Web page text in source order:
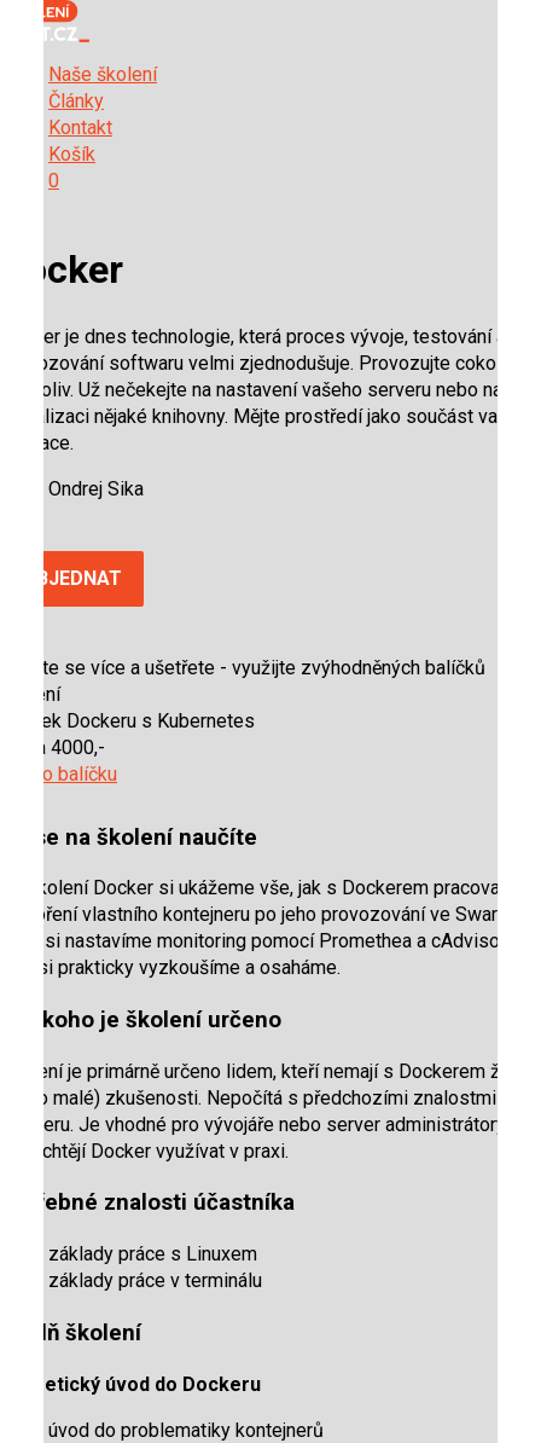
Naše školení
Články
Kontakt
Košík
0
Docker
Docker je dnes technologie, která proces vývoje, testování a
provozování softwaru velmi zjednodušuje. Provozujte cokoliv a
kdekoliv. Už nečekejte na nastavení vašeho serveru nebo na
aktualizaci nějaké knihovny. Mějte prostředí jako součást vaší
aplikace.
Ondrej Sika
OBJEDNAT
Naučte se více a ušetřete - využijte zvýhodněných balíčků
školení
Balíček Dockeru s Kubernetes
sleva 4000,-
Více o balíčku
Co se na školení naučíte
Na školení Docker si ukážeme vše, jak s Dockerem pracovat, od
vytvoření vlastního kontejneru po jeho provozování ve Swarmu.
Také si nastavíme monitoring pomocí Promethea a cAdvisoru.
Vše si prakticky vyzkoušíme a osaháme.
Pro koho je školení určeno
Školení je primárně určeno lidem, kteří nemají s Dockerem žádné
(nebo malé) zkušenosti. Nepočítá s předchozími znalostmi
Dockeru. Je vhodné pro vývojáře nebo server administrátory,
kteří chtějí Docker využívat v praxi.
Potřebné znalosti účastníka
základy práce s Linuxem
základy práce v terminálu
Náplň školení
Teoretický úvod do Dockeru
úvod do problematiky kontejnerů